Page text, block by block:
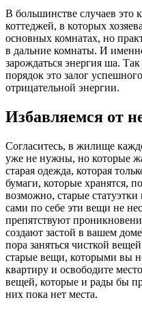
В большинстве случаев это
коттеджей, в которых
основных комнатах, но
в дальние комнаты. И
зарождаться энергия ша.
порядок это залог
отрицательной энергии.
Избавляемся от
Согласитесь, в жилище
уже не нужны, но которые
старая одежда, которая
бумаги, которые хранятся,
возможно, старые
сами по себе эти вещи не
препятствуют
создают застой в вашем
пора заняться чисткой
старые вещи, которыми вы
квартиру и освободите
вещей, которые и рады бы
них пока нет места.